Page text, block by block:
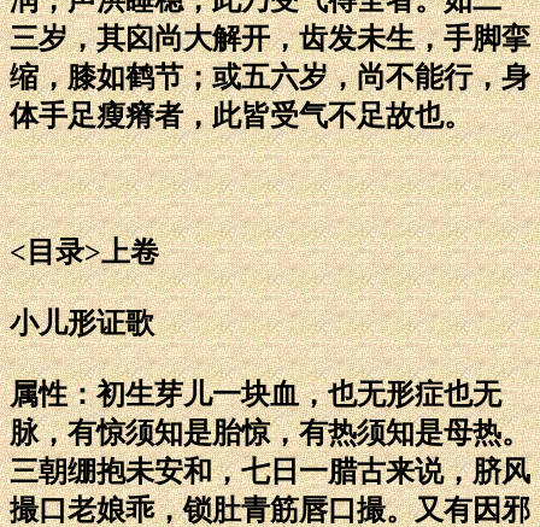
三岁，其囟尚大解开，齿发未生，手脚挛
缩，膝如鹤节；或五六岁，尚不能行，身
体手足瘦瘠者，此皆受气不足故也。
<目录>上卷
小儿形证歌
属性：初生芽儿一块血，也无形症也无
脉，有惊须知是胎惊，有热须知是母热。
三朝绷抱未安和，七日一腊古来说，脐风
撮口老娘乖，锁肚青筋唇口撮。又有因邪